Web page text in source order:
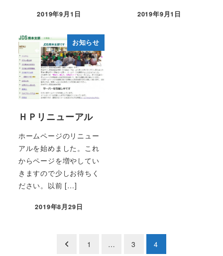
投稿日
2019年9月1日
投稿日
2019年9月1日
お知らせ
ＨＰリニューアル
ホームページのリニュー
アルを始めました。これ
からページを増やしてい
きますので少しお待ちく
ださい。以前 […]
投稿日
2019年8月29日
1 … 3 4